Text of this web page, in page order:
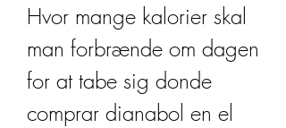
Hvor mange kalorier skal
man forbrænde om dagen
for at tabe sig donde
comprar dianabol en el